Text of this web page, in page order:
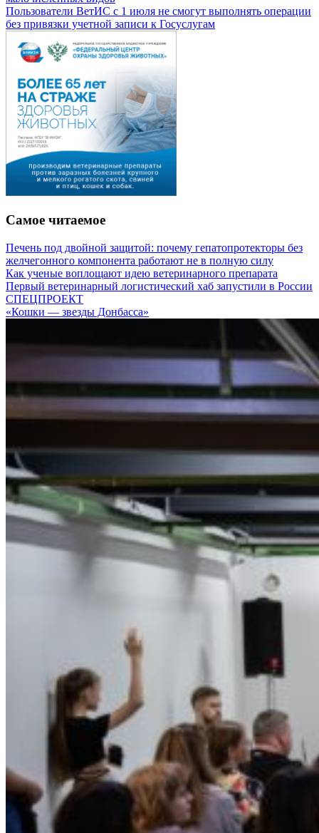
Пользователи ВетИС с 1 июля не смогут выполнять операции
без привязки учетной записи к Госуслугам
Самое читаемое
Печень под двойной защитой: почему гепатопротекторы без
желчегонного компонента работают не в полную силу
Как ученые воплощают идею ветеринарного препарата
Первый ветеринарный логистический хаб запустили в России
СПЕЦПРОЕКТ
«Кошки — звезды Донбасса»